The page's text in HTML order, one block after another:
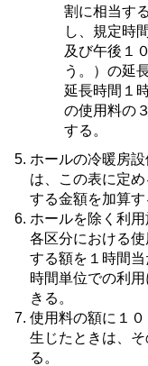
割に相当す
し、規定時
及び午後１
う。）の延
延長時間１
の使用料の
する。
ホールの冷暖房
は、この表に定
する金額を加算す
ホールを除く利用
各区分における
する額を１時間当
時間単位での利
きる。
使用料の額に１
生じたときは、
る。